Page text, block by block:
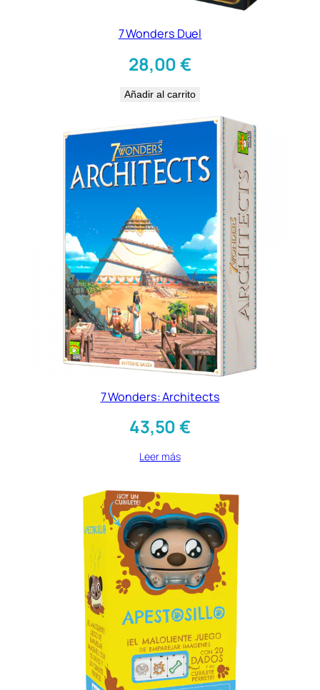
7 Wonders Duel
28,00€
Añadir al carrito
7 Wonders: Architects
43,50€
Leer más